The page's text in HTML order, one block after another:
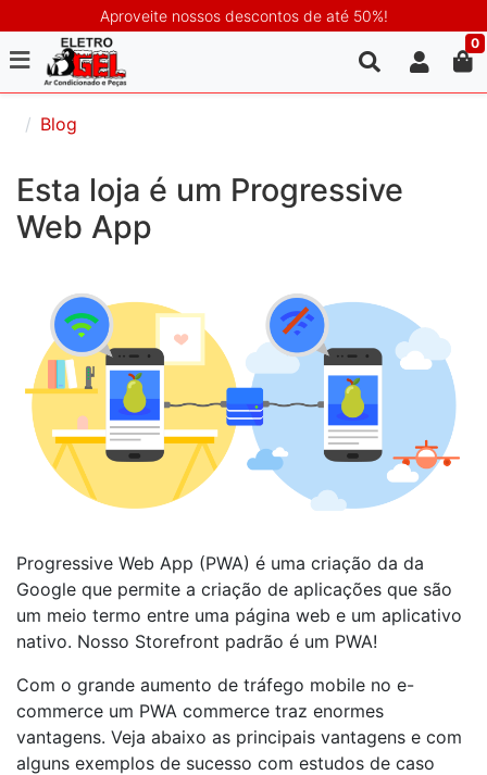
Aproveite nossos descontos de até 50%!
0
Blog
Esta loja é um Progressive
Web App
Progressive Web App (PWA) é uma criação da da
Google que permite a criação de aplicações que são
um meio termo entre uma página web e um aplicativo
nativo. Nosso Storefront padrão é um PWA!
Com o grande aumento de tráfego mobile no e-
commerce um PWA commerce traz enormes
vantagens. Veja abaixo as principais vantagens e com
alguns exemplos de sucesso com estudos de caso